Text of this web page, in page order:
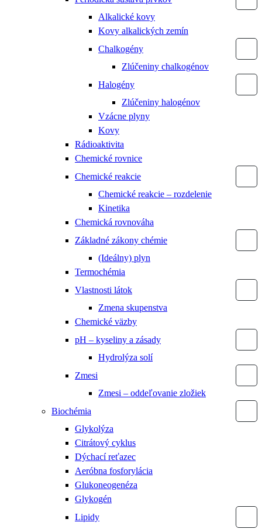
Alkalické kovy
Kovy alkalických zemín
Chalkogény
Zlúčeniny chalkogénov
Halogény
Zlúčeniny halogénov
Vzácne plyny
Kovy
Rádioaktivita
Chemické rovnice
Chemické reakcie
Chemické reakcie – rozdelenie
Kinetika
Chemická rovnováha
Základné zákony chémie
(Ideálny) plyn
Termochémia
Vlastnosti látok
Zmena skupenstva
Chemické väzby
pH – kyseliny a zásady
Hydrolýza solí
Zmesi
Zmesi – oddeľovanie zložiek
Biochémia
Glykolýza
Citrátový cyklus
Dýchací reťazec
Aeróbna fosforylácia
Glukoneogenéza
Glykogén
Lipidy